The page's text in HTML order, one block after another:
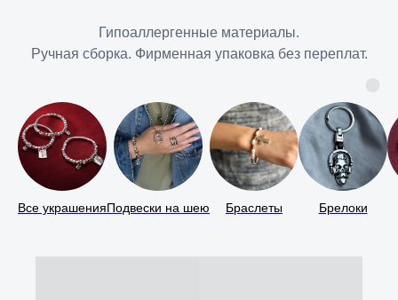
Гипоаллергенные материалы.
Ручная сборка. Фирменная упаковка без переплат.
Все украшенияПодвески на шею Браслеты Брелоки